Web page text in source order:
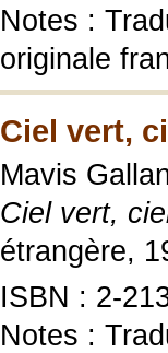
Notes :
originale
Ciel vert,
Mavis
Ciel vert,
étrangère,
ISBN : 2-
Notes :